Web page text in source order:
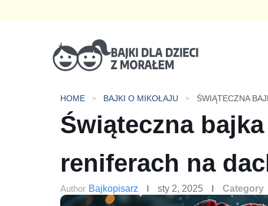
HOME BAJKI O MIKOŁAJU
Świąteczna
reniferach na
Author Bajkopisarz sty 2, 2025 Category